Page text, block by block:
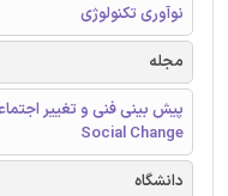
نوآوری تکنولوژی
مجله
Social Change
دانشگاه